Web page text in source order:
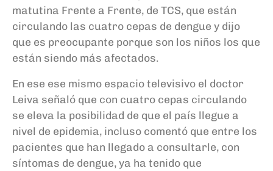
matutina Frente a Frente, de TCS, que están
circulando las cuatro cepas de dengue y dijo
que es preocupante porque son los niños los que
están siendo más afectados.
En ese ese mismo espacio televisivo el doctor
Leiva señaló que con cuatro cepas circulando
se eleva la posibilidad de que el país llegue a
nivel de epidemia, incluso comentó que entre los
pacientes que han llegado a consultarle, con
síntomas de dengue, ya ha tenido que